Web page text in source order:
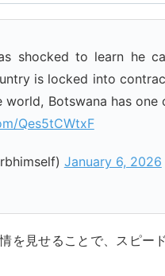
shocked to learn he
is locked into
world, Botswana has
Qes5tCWtxF
January 6, 2026
を見せることで、スピー